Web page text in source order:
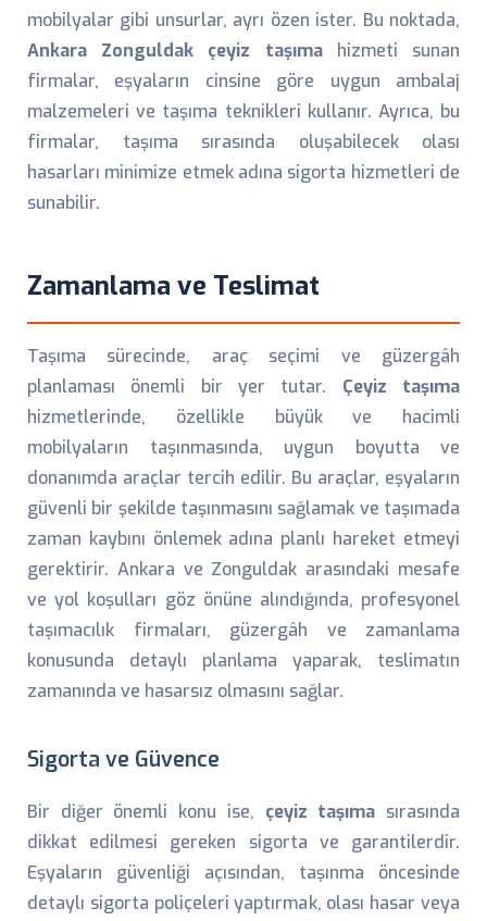
mobilyalar gibi unsurlar, ayrı özen ister. Bu noktada,
Ankara Zonguldak çeyiz taşımahizmeti sunan
firmalar, eşyaların cinsine göre uygun ambalaj
malzemeleri ve taşıma teknikleri kullanır. Ayrıca, bu
firmalar, taşıma sırasında oluşabilecek olası
hasarları minimize etmek adına sigorta hizmetleri de
sunabilir.
Zamanlama ve Teslimat
Taşıma sürecinde, araç seçimi ve güzergâh
planlaması önemli bir yer tutar. Çeyiz taşıma
hizmetlerinde, özellikle büyük ve hacimli
mobilyaların taşınmasında, uygun boyutta ve
donanımda araçlar tercih edilir. Bu araçlar, eşyaların
güvenli bir şekilde taşınmasını sağlamak ve taşımada
zaman kaybını önlemek adına planlı hareket etmeyi
gerektirir. Ankara ve Zonguldak arasındaki mesafe
ve yol koşulları göz önüne alındığında, profesyonel
taşımacılık firmaları, güzergâh ve zamanlama
konusunda detaylı planlama yaparak, teslimatın
zamanında ve hasarsız olmasını sağlar.
Sigorta ve Güvence
Bir diğer önemli konu ise, çeyiz taşıma sırasında
dikkat edilmesi gereken sigorta ve garantilerdir.
Eşyaların güvenliği açısından, taşınma öncesinde
detaylı sigorta poliçeleri yaptırmak, olası hasar veya